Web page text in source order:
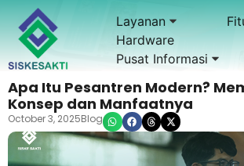
Layanan
Hardware
Pusat Informasi
Apa Itu Pesantren Modern?
Konsep dan Manfaatnya
October 3, 2025Blog